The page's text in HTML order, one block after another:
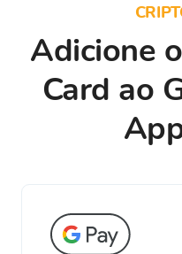
Adicione
Card ao